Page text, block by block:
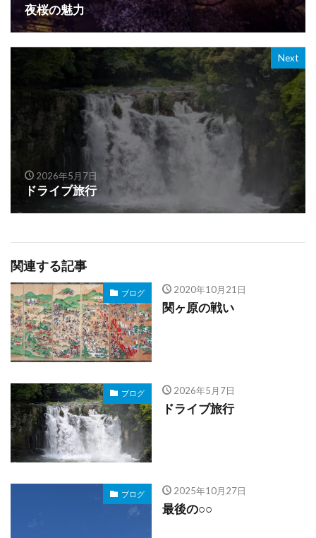
夜桜の魅力
Next
2026年5月7日
ドライブ旅行
関連する記事
ブログ 2020年10月21日
関ヶ原の戦い
ブログ 2026年5月7日
ドライブ旅行
ブログ 2025年10月27日
最後の○○